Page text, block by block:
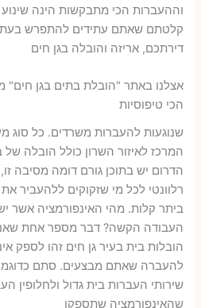
וההעברות הכי מתבקשות הינה
קלטתם שאתם עתידים להתפרש
דירתכם, אריזה והובלה בגן חים
אצלנו באתר "הובלת בתים בגן חים"
הכי טיפוסיות
שנוגעות להעברות משרדים. כל סוג
המרכז לאיזור השרון כולל הובלה של
הדרום יש בתוכן גורם דומה מסיבה
רלוונטי לכל מי שזקוקים ללהעביר
ביתר קלות. מהי האינפורמציה אשר
העבודה הקשה? דבר מספר אחת
הובלות בית בעיר גן חים זהו לספק
להעברה שאתם מבצעים. סתם
שירותי העברות בית גדול ולחלופין
שהאינפורמציה שתספקו